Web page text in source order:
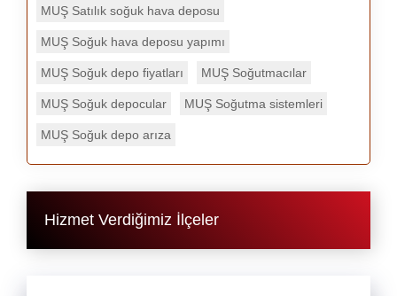
MUŞ Satılık soğuk hava deposu
MUŞ Soğuk hava deposu yapımı
MUŞ Soğuk depo fiyatları MUŞ Soğutmacılar
MUŞ Soğuk depocular MUŞ Soğutma sistemleri
MUŞ Soğuk depo arıza
Hizmet Verdiğimiz İlçeler